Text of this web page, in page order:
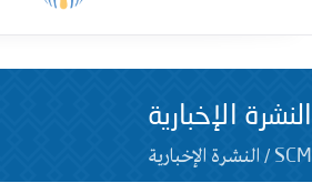
النشرة الإخبارية
SCM
/ النشرة الإخبارية